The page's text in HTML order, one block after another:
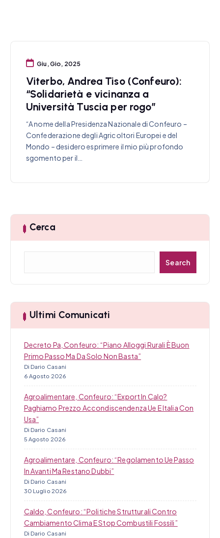
Giu, Gio, 2025
Viterbo, Andrea Tiso (Confeuro):
“Solidarietà e vicinanza a
Università Tuscia per rogo”
“A nome della Presidenza Nazionale di Confeuro –
Confederazione degli Agricoltori Europei e del
Mondo – desidero esprimere il mio più profondo
sgomento per il…
Cerca
a
Search
Ultimi Comunicati
Decreto Pa, Confeuro: “Piano Alloggi Rurali È Buon
Primo Passo Ma Da Solo Non Basta”
Di Dario Casani
6 Agosto 2026
Agroalimentare, Confeuro: “Export In Calo?
Paghiamo Prezzo Accondiscendenza Ue E Italia Con
Usa”
Di Dario Casani
5 Agosto 2026
Agroalimentare, Confeuro: “Regolamento Ue Passo
In Avanti Ma Restano Dubbi”
Di Dario Casani
30 Luglio 2026
Caldo, Confeuro: “Politiche Strutturali Contro
Cambiamento Clima E Stop Combustili Fossili”
Di Dario Casani